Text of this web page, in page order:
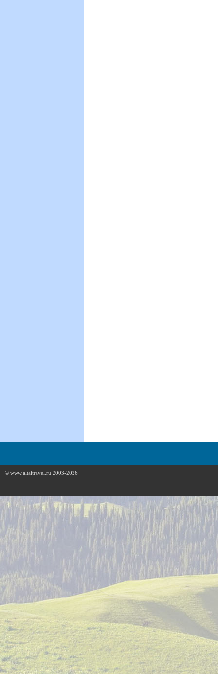
© www.altaitravel.ru 2003-2026